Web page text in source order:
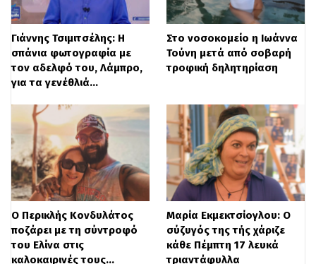
ημέρας, από τον πρωινό καφέ με θέα τον
κόλπο του Μονακό έως τις βραδινές
συγκεντρώσεις κάτω από τα αστέρια.
Σύμφωνα με τους εμπνευστές του project,
το «The Floating Art Hotel» αποτελεί το
μέλλον του πολυτελούς τουρισμού,
ικανοποιώντας την ανάγκη των
απαιτητικών ταξιδιωτών για πολιτιστικό
βάθος και ουσιαστικές κοινωνικές
συναντήσεις.
Γιάννης Τσιμιτσέλης: Η
σπάνια φωτογραφία με
τον αδελφό του, Λάμπρο,
για τα γενέθλιά…
Στο νοσοκομείο η Ιωάννα
Τούνη μετά από σοβαρή
τροφική δηλητηρίαση
Ο Περικλής Κονδυλάτος
ποζάρει με τη σύντροφό
του Ελίνα στις
καλοκαιρινές τους…
Μαρία Εκμεκτσίογλου: Ο
σύζυγός της τής χάριζε
κάθε Πέμπτη 17 λευκά
τριαντάφυλλα